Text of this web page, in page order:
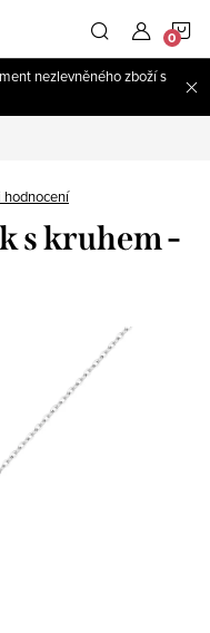
nezlevněného zboží s
hodnocení
s kruhem -